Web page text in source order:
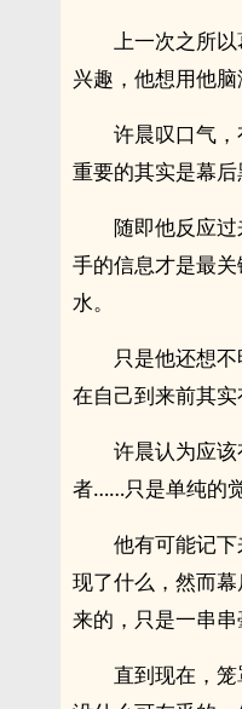
上一次之所
兴趣，他想用他
许晨叹口气
重要的其实是幕后
随即他反应
手的信息才是最
水。
只是他还想
在自己到来前其
许晨认为应
者……只是单纯的
他有可能记
现了什么，然而
来的，只是一串串
直到现在，